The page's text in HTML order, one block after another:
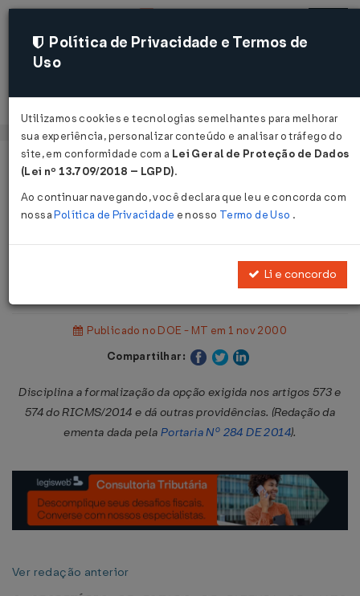
Acessar
Página Inicial
Legislações
Portaria SEFAZ Nº 79 DE
Publicado no DOE - MT em 1 nov 2000
Compartilhar:
Disciplina a formalização da opção exigida nos artigos 573 e
574 do RICMS/2014 e dá outras providências. (Redação da
ementa dada pela Portaria Nº 284 DE 2014).
Ver redação anterior
Política de Privacidade e Termos de
Uso
Utilizamos cookies e tecnologias semelhantes para melhorar
sua experiência, personalizar conteúdo e analisar o tráfego do
site, em conformidade com a Lei Geral de Proteção de Dados
(Lei nº 13.709/2018 – LGPD).
Ao continuar navegando, você declara que leu e concorda com
nossaPolítica de Privacidade e nosso Termo de Uso .
Li e concordo